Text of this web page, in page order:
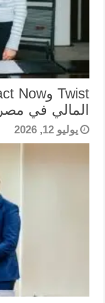
المالي في مصر
يوليو 12, 2026